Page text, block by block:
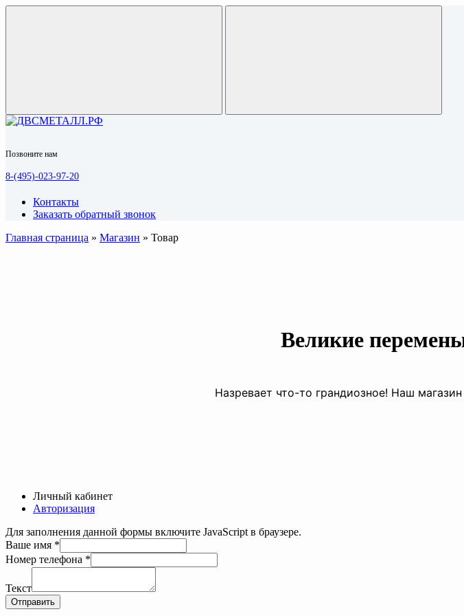
Позвоните нам
8-(495)-023-97-20
Контакты
Заказать обратный звонок
Главная страница » Магазин » Товар
Великие
Назревает что-то грандиозное! Наш
Личный кабинет
Авторизация
Для заполнения данной формы включите JavaScript в браузере.
Ваше имя *
Номер телефона *
телефона
Текст
Текст
Отправить